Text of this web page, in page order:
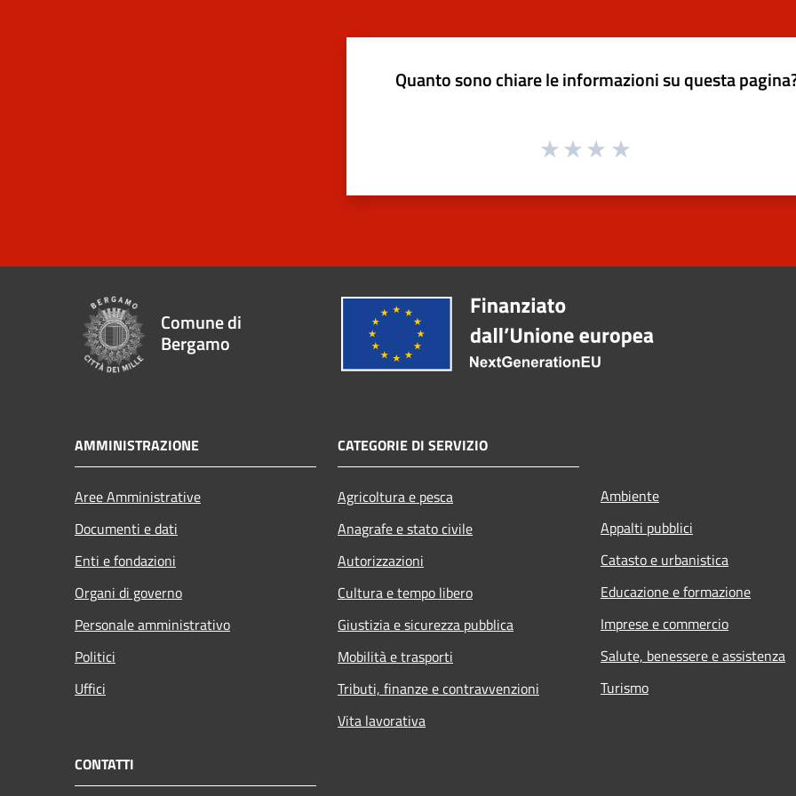
Quanto sono chiare le informazioni su questa
Comune di
Bergamo
AMMINISTRAZIONE
Aree Amministrative
Documenti e dati
Enti e fondazioni
Organi di governo
Personale amministrativo
Politici
Uffici
CATEGORIE DI SERVIZIO
Agricoltura e pesca
Anagrafe e stato civile
Autorizzazioni
Cultura e tempo libero
Giustizia e sicurezza pubblica
Mobilità e trasporti
Tributi, finanze e contravvenzioni
Vita lavorativa
Ambiente
Appalti pubblici
Catasto e urbanistica
Educazione e formazione
Imprese e commercio
Salute, benessere e assistenza
Turismo
CONTATTI